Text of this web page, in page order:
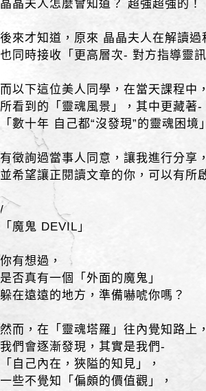
晶晶夫人怎麼會知道？ 超強超強的！
後來才知道，原來 晶晶夫人在解讀過
也同時接收「更高層次- 對方指導靈
而以下這位美人同學，在當天課程中
所看到的「靈魂風景」，其中更藏著-
「數十年 自己都“沒發現”的靈魂困
有徵詢過當事人同意，讓我進行分享
並希望讓正閱讀文章的你，可以有所
/
「魔鬼 DEVIL」
你有想過，
是否真有一個「外面的魔鬼」
躲在遠遠的地方，準備嚇唬你嗎？
然而，在「靈魂塔羅」往內覺知路上
我們會逐漸發現，其實是我們-
「自己內在，狹隘的知見」，
一些不覺知「偏頗的價值觀」，